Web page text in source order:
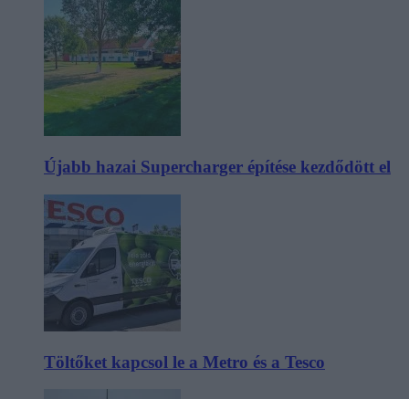
Újabb hazai Supercharger építése kezdődött el
Töltőket kapcsol le a Metro és a Tesco